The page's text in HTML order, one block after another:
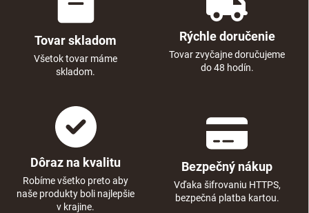
Tovar skladom
Všetok tovar máme
skladom.
Rýchle doručenie
Tovar zvyčajne doručujeme
do 48 hodín.
Dôraz na kvalitu
Robíme všetko preto aby
naše produkty boli najlepšie
v krajine.
Bezpečný nákup
Vďaka šifrovaniu HTTPS,
bezpečná platba kartou.